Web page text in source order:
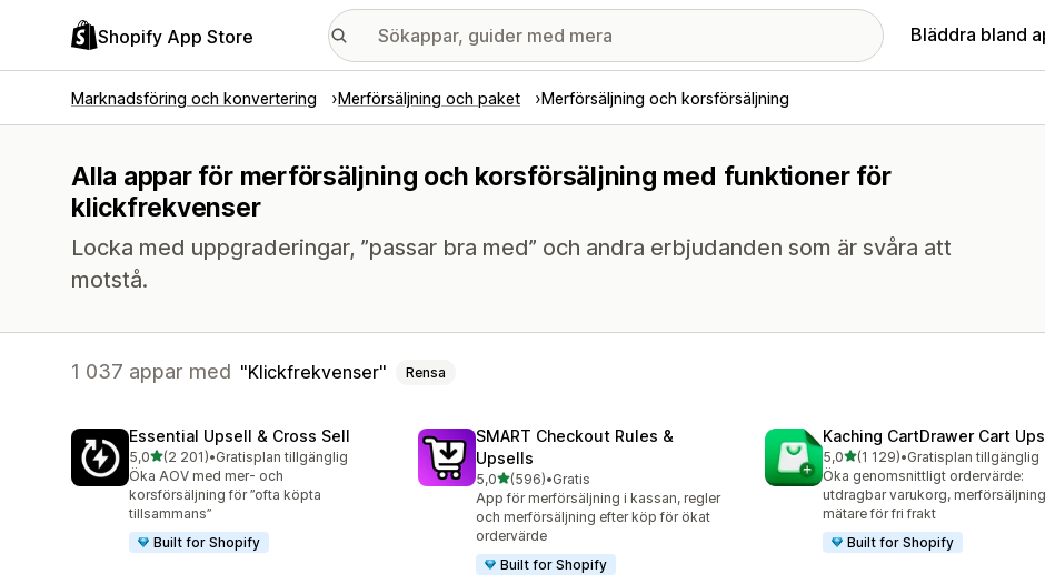
Shopify App Store Bläddra bland
Marknadsföring och konvertering Merförsäljning och paket Merförsäljning och korsförsäljning
Alla appar för merförsäljning och korsförsäljning med funktioner för
klickfrekvenser
Locka med uppgraderingar, ”passar bra med” och andra erbjudanden som är svåra att
motstå.
1 037 appar med Klickfrekvenser Rensa
Essential Upsell & Cross Sell
5,0av 5 stjärnor
(2 201)
2201 recensioner totalt
•Gratisplan tillgänglig
Öka AOV med mer- och
korsförsäljning för ”ofta köpta
tillsammans”
Built for Shopify
SMART Checkout Rules &
Upsells
5,0av 5 stjärnor
(596)
596 recensioner totalt
•Gratis
App för merförsäljning i kassan, regler
och merförsäljning efter köp för ökat
ordervärde
Built for Shopify
Kaching CartDrawer Cart
5,0av 5 stjärnor
(1 129)
1129 recensioner totalt
•Gratisplan tillgänglig
Öka genomsnittligt ordervärde:
utdragbar varukorg,
mätare för fri frakt
Built for Shopify